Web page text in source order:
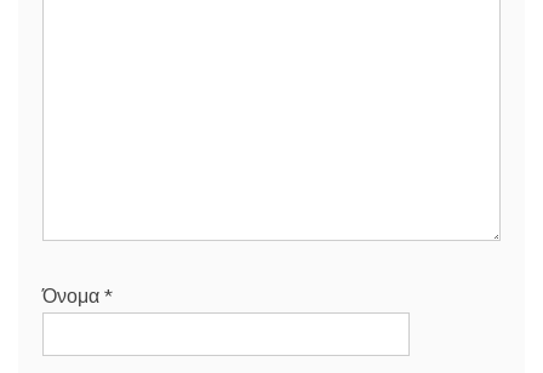
Όνομα *